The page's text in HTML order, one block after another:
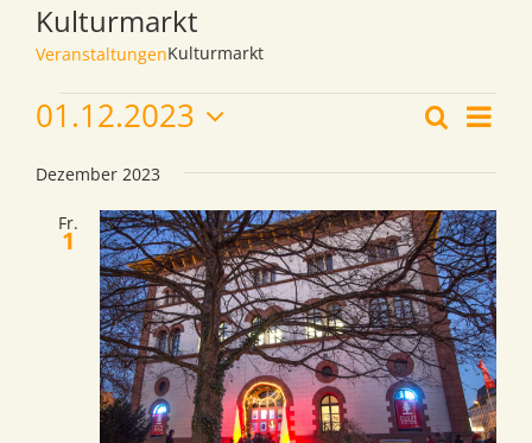
Kulturmarkt
VeranstaltungenKulturmarkt
Veranstaltungen
Suche
und
Suche
Liste
01.12.2023
wählen.
Dezember 2023
Fr.
1